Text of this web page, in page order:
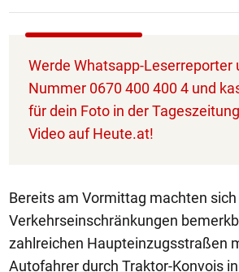
Werde Whatsapp-Leserreporter
Nummer 0670 400 400 4 und
für dein Foto in der
Video auf Heute.at!
Bereits am Vormittag machten
Verkehrseinschränkungen
zahlreichen Haupteinzugsstraßen
Autofahrer durch Traktor-Konvois